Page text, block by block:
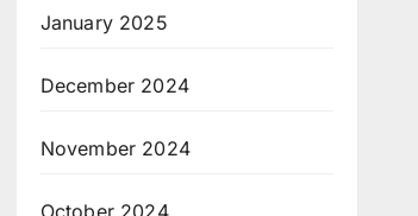
January 2025
December 2024
November 2024
October 2024